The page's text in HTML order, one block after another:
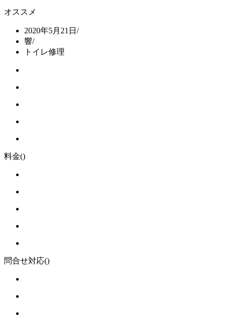
オススメ
2020年5月21日 /
響/
トイレ修理
料金()
問合せ対応()